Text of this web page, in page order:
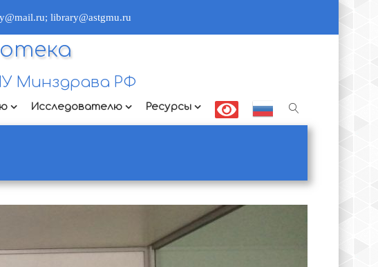
library@astgmu.ru
Минздрава РФ
Исследователю Ресурсы